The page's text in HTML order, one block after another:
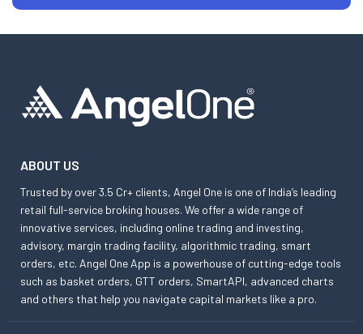
ABOUT US
Trusted by over 3.5 Cr+ clients, Angel One is one of India’s leading
retail full-service broking houses. We offer a wide range of
innovative services, including online trading and investing,
advisory, margin trading facility, algorithmic trading, smart
orders, etc. Angel One App is a powerhouse of cutting-edge tools
such as basket orders, GTT orders, SmartAPI, advanced charts
and others that help you navigate capital markets like a pro.